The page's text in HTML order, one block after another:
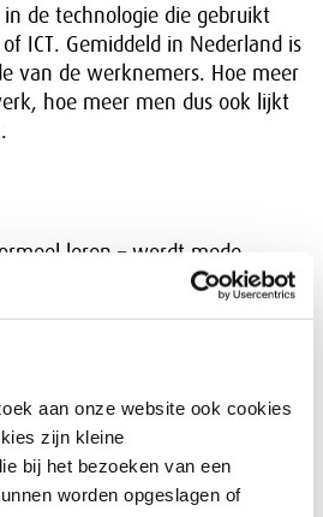
aan onze website ook cookies
zijn kleine
bij het bezoeken van een
worden opgeslagen of
de technologie die gebruikt
ICT. Gemiddeld in Nederland is
van de werknemers. Hoe meer
hoe meer men dus ook lijkt
leren – wordt mede
urgentie (Van der Torre et
naar sector. De behoefte
is het hoogst in de
In de horeca is de
Ook in de groot- en
en opslag sector is dit